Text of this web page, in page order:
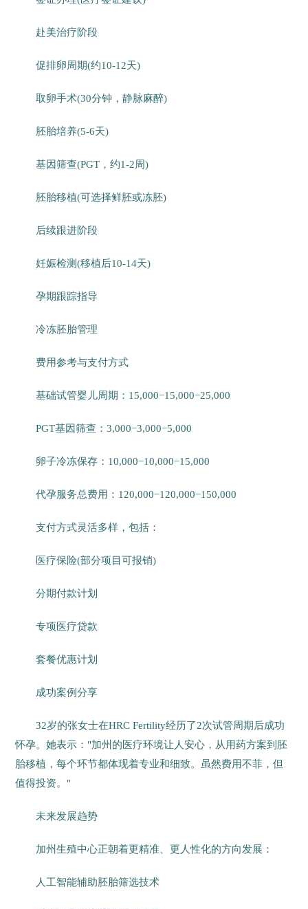
赴美治疗阶段
促排卵周期(约10-12天)
取卵手术(30分钟，静脉麻醉)
胚胎培养(5-6天)
基因筛查(PGT，约1-2周)
胚胎移植(可选择鲜胚或冻胚)
后续跟进阶段
妊娠检测(移植后10-14天)
孕期跟踪指导
冷冻胚胎管理
费用参考与支付方式
基础试管婴儿周期：15,000−15,000−25,000
PGT基因筛查：3,000−3,000−5,000
卵子冷冻保存：10,000−10,000−15,000
代孕服务总费用：120,000−120,000−150,000
支付方式灵活多样，包括：
医疗保险(部分项目可报销)
分期付款计划
专项医疗贷款
套餐优惠计划
成功案例分享
32岁的张女士在HRC Fertility经历了2次试管周期后成功
怀孕。她表示："加州的医疗环境让人安心，从用药方案到胚
胎移植，每个环节都体现着专业和细致。虽然费用不菲，但
值得投资。"
未来发展趋势
加州生殖中心正朝着更精准、更人性化的方向发展：
人工智能辅助胚胎筛选技术